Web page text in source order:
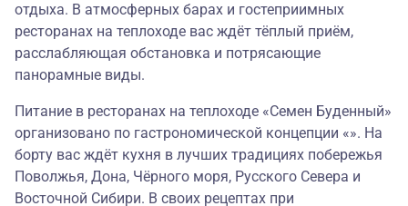
отдыха. В атмосферных барах и гостеприимных
ресторанах на теплоходе вас ждёт тёплый приём,
расслабляющая обстановка и потрясающие
панорамные виды.
Питание в ресторанах на теплоходе «Семен Буденный»
организовано по гастрономической концепции «». На
борту вас ждёт кухня в лучших традициях побережья
Поволжья, Дона, Чёрного моря, Русского Севера и
Восточной Сибири. В своих рецептах при